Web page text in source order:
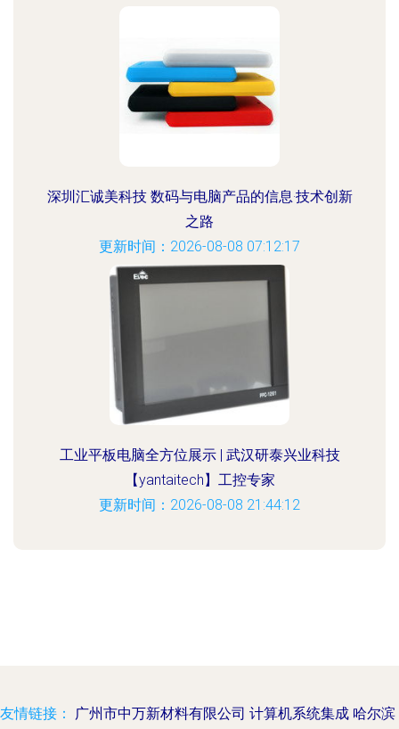
深圳汇诚美科技 数码与电脑产品的信息·技术创新
之路
更新时间：2026-08-08 07:12:17
工业平板电脑全方位展示 | 武汉研泰兴业科技
【yantaitech】工控专家
更新时间：2026-08-08 21:44:12
友情链接： 广州市中万新材料有限公司 计算机系统集成 哈尔滨